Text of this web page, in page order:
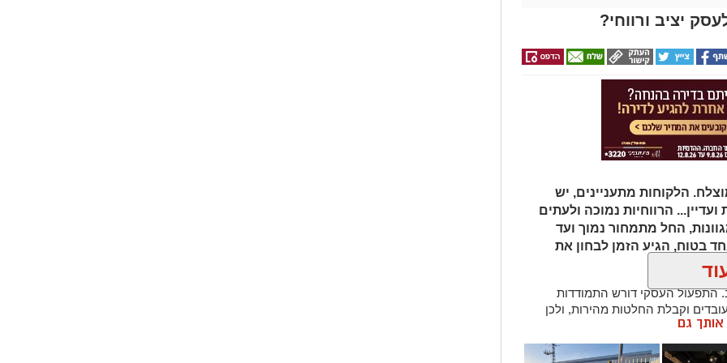
מטעם מועצת שמאי המקרקעין
הכשרה תובעני הכולל
מעשית. תפקידו של השמאי הוא
תלוי, תוך בחינה מעמיקה של מצבו
עסקאות השוואה שבוצעו בסביבה
מזכויות בנייה בלתי מנוצלות, דרך
מקרקעין?
המשמעותיים ביותר בחיים: לפני רכישת
יציב ורווחי?
הלקוחות מתעניינים, יש
הרווחיות נמוכה ולעתים
החל מתמחור נמוך ועד
בטוח, הגיע הזמן לבחון את
התפעול העסקי דורש התמודדות
וקבלת החלטות מהירות, ולכן
לבדוק את המספרים, את הפעילות
רבות, הדרך לעשות זאת היא בעזרת
מוכחות לעסקים דומים לשלך, שיוכל
אותך גם